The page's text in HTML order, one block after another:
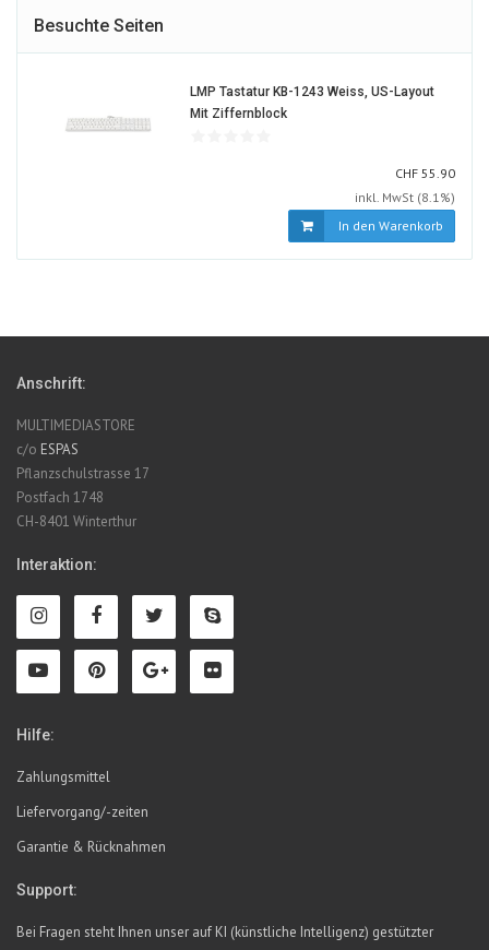
Besuchte Seiten
LMP Tastatur KB-1243 Weiss, US-Layout
Mit Ziffernblock1238916-
CHF CHF
55.90
inkl. MwSt (8.1%)
In den Warenkorb
Anschrift:
MULTIMEDIASTORE
c/o ESPAS
Pflanzschulstrasse 17
Postfach 1748
CH-8401 Winterthur
Interaktion:
Hilfe:
Zahlungsmittel
Liefervorgang/-zeiten
Garantie & Rücknahmen
Support:
Bei Fragen steht Ihnen unser auf KI (künstliche Intelligenz) gestützter